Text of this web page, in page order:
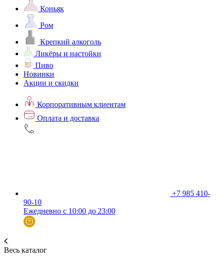
Коньяк
Ром
Крепкий алкоголь
Ликёры и настойки
Пиво
Новинки
Акции и скидки
Корпоративным клиентам
Оплата и доставка
+7 985 410-
90-10
Ежедневно с 10:00 до 23:00
Весь каталог